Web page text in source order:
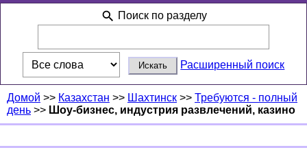
Поиск по разделу
Расширенный поиск
Домой >> Казахстан >> Шахтинск >> Требуются - полный
день >> Шоу-бизнес, индустрия развлечений, казино